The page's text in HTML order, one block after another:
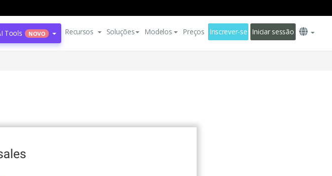
Tools NOVO Recursos Soluções Modelos Preços Inscrever-se Iniciar sessão